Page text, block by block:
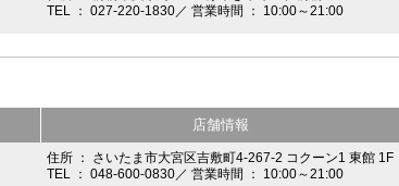
TEL ： 027-220-1830／ 営業時間 ： 10:00～21:00
店舗情報
住所 ： さいたま市大宮区吉敷町4-267-2 コクーン1 東館 1F
TEL ： 048-600-0830／ 営業時間 ： 10:00～21:00